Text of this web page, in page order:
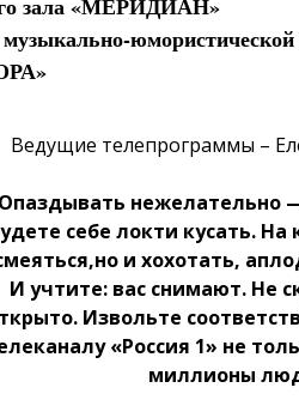
Ведущие телепрограммы –
Опаздывать нежелательно
себе локти кусать.
и хохотать,
И учтите: вас снимают. Не
Извольте
«Россия 1» не
миллионы